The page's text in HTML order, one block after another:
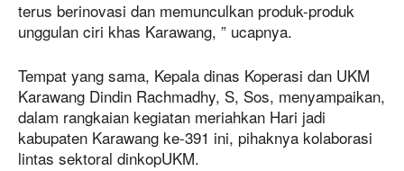
terus berinovasi dan memunculkan produk-produk
unggulan ciri khas Karawang, ” ucapnya.
Tempat yang sama, Kepala dinas Koperasi dan UKM
Karawang Dindin Rachmadhy, S, Sos, menyampaikan,
dalam rangkaian kegiatan meriahkan Hari jadi
kabupaten Karawang ke-391 ini, pihaknya kolaborasi
lintas sektoral dinkopUKM.